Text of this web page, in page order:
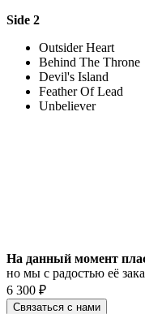
Side 2
Outsider Heart
Behind The Throne
Devil's Island
Feather Of Lead
Unbeliever
На данный момент
но мы с радостью её
6 300 ₽
Связаться с нами